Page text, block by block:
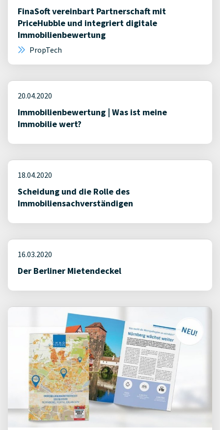
FinaSoft vereinbart Partnerschaft mit
PriceHubble und integriert digitale
Immobilienbewertung
PropTech
20.04.2020
Immobilienbewertung | Was ist meine
Immobilie wert?
18.04.2020
Scheidung und die Rolle des
Immobiliensachverständigen
16.03.2020
Der Berliner Mietendeckel